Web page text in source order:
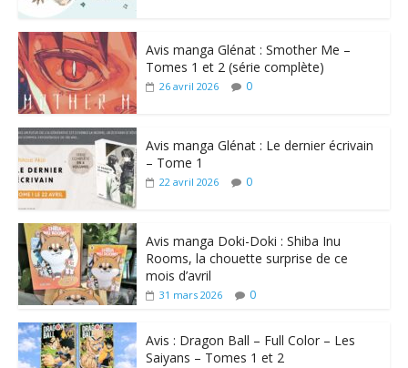
Avis manga Glénat : Smother Me –
Tomes 1 et 2 (série complète)
26 avril 2026 0
Avis manga Glénat : Le dernier écrivain
– Tome 1
22 avril 2026 0
Avis manga Doki-Doki : Shiba Inu
Rooms, la chouette surprise de ce
mois d’avril
31 mars 2026 0
Avis : Dragon Ball – Full Color – Les
Saiyans – Tomes 1 et 2